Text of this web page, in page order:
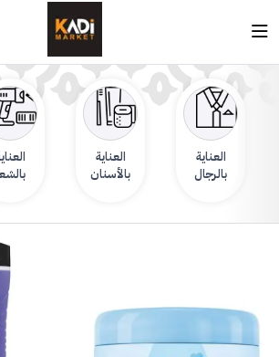
العناية
بالرجال
العناية
بالأسنان